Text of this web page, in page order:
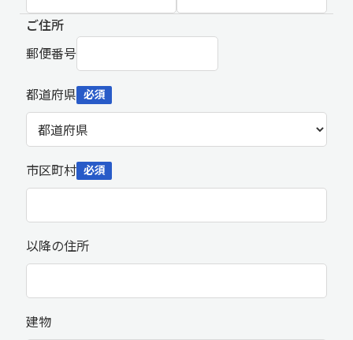
ご住所
郵便番号
都道府県 必須
市区町村 必須
以降の住所
建物